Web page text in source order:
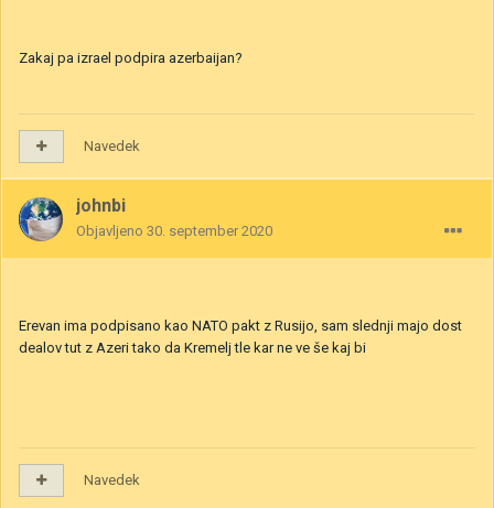
Zakaj pa izrael podpira azerbaijan?
Navedek
johnbi
Objavljeno 30. september 2020
Erevan ima podpisano kao NATO pakt z Rusijo, sam slednji majo dost
dealov tut z Azeri tako da Kremelj tle kar ne ve še kaj bi
Navedek